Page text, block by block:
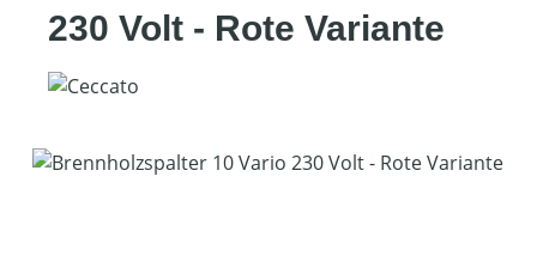
230 Volt - Rote Variante
Bildergalerie überspringen